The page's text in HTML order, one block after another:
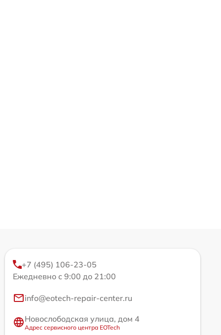
+7 (495) 106-23-05
Ежедневно с 9:00 до 21:00
info@eotech-repair-center.ru
Новослободская улица, дом 4
Адрес сервисного центра EOTech